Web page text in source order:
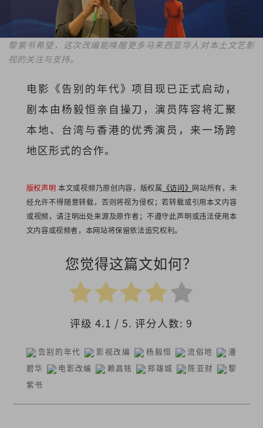
黎紫书希望，这次改编能唤醒更多马来西亚华人对本土文艺影
视的关注与支持。
电影《告别的年代》项目现已正式启动，
剧本由杨毅恒亲自操刀，演员阵容将汇聚
本地、台湾与香港的优秀演员，来一场跨
地区形式的合作。
版权声明 本文或视频乃原创内容，版权属 《访问》 网站所有，未
经允许不得随意转载，否则将视为侵权；若转载或引用本文内容
或视频，请注明出处来源及原作者；不遵守此声明或违法使用本
文内容或视频者，本网站将保留依法追究权利。
您觉得这篇文如何？
评级4.1 / 5. 评分人数:9
告别的年代 影视改编 杨毅恒 流俗地
潘
碧华
电影改编 赖昌铭 郑雄城 陈亚财
黎
紫书